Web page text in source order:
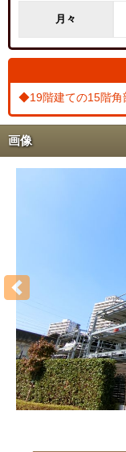
月々
◆19階建ての15階角
画像